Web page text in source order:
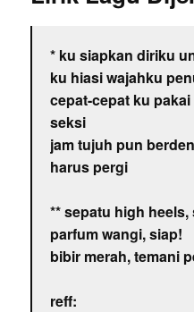
* ku siapkan diriku
ku hiasi wajahku
cepat-cepat ku
seksi
jam tujuh pun
harus pergi
** sepatu high heels,
parfum wangi, siap!
bibir merah, temani
reff: